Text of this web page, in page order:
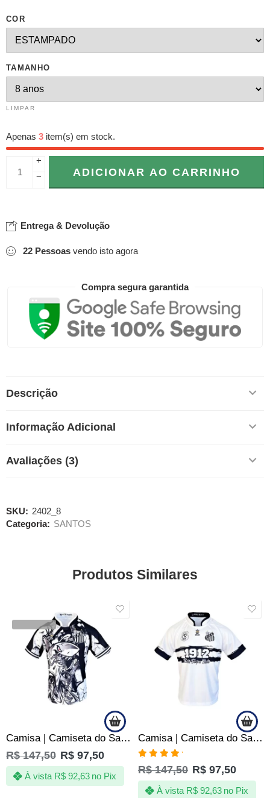
COR
TAMANHO
LIMPAR
Apenas 3 item(s) em stock.
+
−
ADICIONAR AO CARRINHO
Entrega & Devolução
22 Pessoas vendo isto agora
Compra segura garantida
Descrição
Informação Adicional
Avaliações (3)
SKU: 2402_8
Categoria: SANTOS
Produtos Similares
VENDIDOS
Camisa | Camiseta do Santos Infantil – Jotaz – Produto Oficial
R$147,50 R$ 97,50
À vista R$92,63 no Pix
Camisa | Camiseta do Santos Infantil – Jotaz – Produto Oficial
Avaliação
5.00de 5
R$147,50 R$ 97,50
À vista R$92,63 no Pix